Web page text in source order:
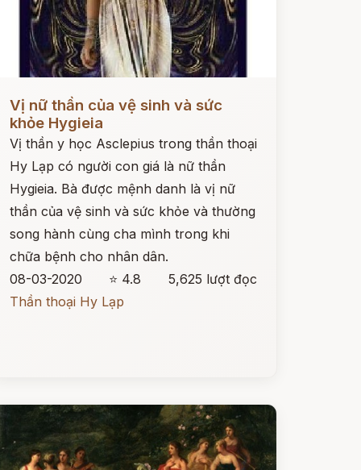
Vị nữ thần của vệ sinh và sức
khỏe Hygieia
Vị thần y học Asclepius trong thần thoại
Hy Lạp có người con giá là nữ thần
Hygieia. Bà được mệnh danh là vị nữ
thần của vệ sinh và sức khỏe và thường
song hành cùng cha mình trong khi
chữa bệnh cho nhân dân.
08-03-2020
⭐ 4.8
5,625 lượt đọc
Thần thoại Hy Lạp